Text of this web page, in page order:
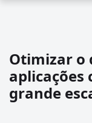
Otimizar o
aplicações
grande